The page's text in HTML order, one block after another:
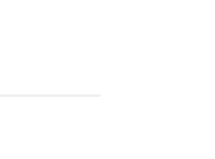
，同比增长 306.9%，